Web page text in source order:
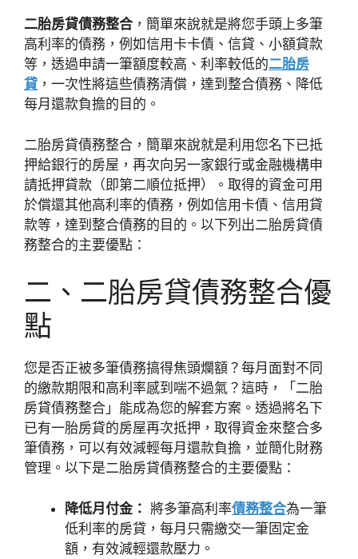
二胎房貸債務整合 ，簡單來說就是將您手頭上多筆
高利率的債務，例如信用卡卡債、信貸、小額貸款
等，透過申請一筆額度較高、利率較低的二胎房
貸 ，一次性將這些債務清償，達到整合債務、降低
每月還款負擔的目的。
二胎房貸債務整合，簡單來說就是利用您名下已抵
押給銀行的房屋，再次向另一家銀行或金融機構申
請抵押貸款（即第二順位抵押）。取得的資金可用
於償還其他高利率的債務，例如信用卡債、信用貸
款等，達到整合債務的目的。以下列出二胎房貸債
務整合的主要優點：
二、二胎房貸債務整合優
點
您是否正被多筆債務搞得焦頭爛額？每月面對不同
的繳款期限和高利率感到喘不過氣？這時，「二胎
房貸債務整合」能成為您的解套方案。透過將名下
已有一胎房貸的房屋再次抵押，取得資金來整合多
筆債務，可以有效減輕每月還款負擔，並簡化財務
管理。以下是二胎房貸債務整合的主要優點：
降低月付金： 將多筆高利率債務整合為一筆
低利率的房貸，每月只需繳交一筆固定金
額，有效減輕還款壓力。